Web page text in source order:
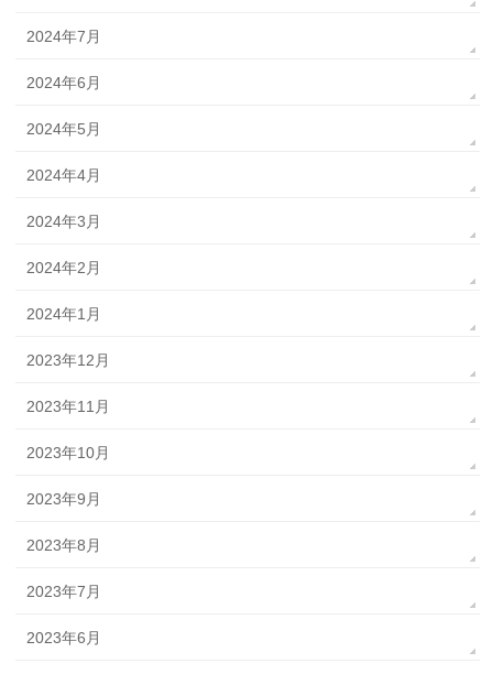
2024年7月
2024年6月
2024年5月
2024年4月
2024年3月
2024年2月
2024年1月
2023年12月
2023年11月
2023年10月
2023年9月
2023年8月
2023年7月
2023年6月